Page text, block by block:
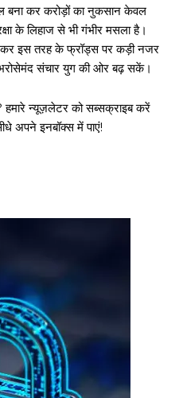
बैंक कर्मचारियों को किया गिरफ्तार
साइबर ठगों को उपलब्ध कराए
बना कर करोड़ों का नुकसान केवल
के लिहाज से भी गंभीर मसला है।
इस तरह के फ्रॉड्स पर कड़ी नजर
भरोसेमंद संचार युग की ओर बढ़ सकें।
हमारे न्यूज़लेटर को सब्सक्राइब करें
अपने इनबॉक्स में पाएं!